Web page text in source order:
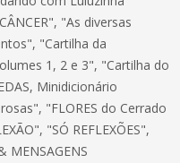
"As diversas
"Cartilha da
1, 2 e 3", "Cartilha do
Minidicionário
"FLORES do Cerrado
"SÓ REFLEXÕES",
MENSAGENS